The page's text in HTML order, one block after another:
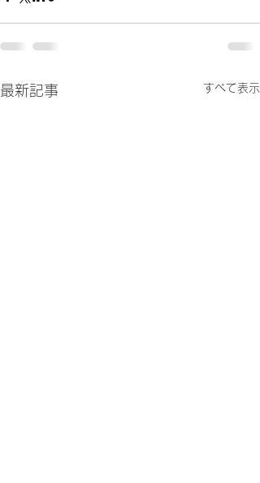
最新記事 すべて表示